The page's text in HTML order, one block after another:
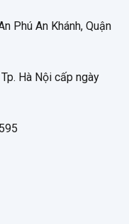
Phú An Khánh, Quận
Hà Nội cấp ngày